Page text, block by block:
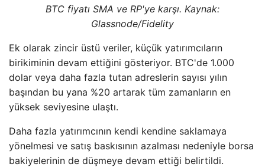
BTC fiyatı SMA ve RP'ye karşı. Kaynak:
Glassnode/Fidelity
Ek olarak zincir üstü veriler, küçük yatırımcıların
birikiminin devam ettiğini gösteriyor. BTC'de 1.000
dolar veya daha fazla tutan adreslerin sayısı yılın
başından bu yana %20 artarak tüm zamanların en
yüksek seviyesine ulaştı.
Daha fazla yatırımcının kendi kendine saklamaya
yönelmesi ve satış baskısının azalması nedeniyle borsa
bakiyelerinin de düşmeye devam ettiği belirtildi.